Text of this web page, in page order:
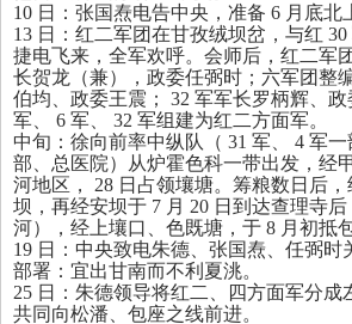
10 日：张国焘电告中央，准备 6 月底北
13 日：红二军团在甘孜绒坝岔，与红 30
捷电飞来，全军欢呼。会师后，红二军
长贺龙（兼），政委任弼时；六军团整
伯均、政委王震； 32 军军长罗柄辉、
军、 6 军、 32 军组建为红二方面军。
中旬：徐向前率中纵队（ 31 军、 4 军一
部、总医院）从炉霍色科一带出发，经
河地区， 28 日占领壤塘。筹粮数日后
坝，再经安坝于 7 月 20 日到达查理寺
河），经上壤口、色既塘，于 8 月初抵
19 日：中央致电朱德、张国焘、任弼时
部署：宜出甘南而不利夏洮。
25 日：朱德领导将红二、四方面军分成
共同向松潘、包座之线前进。